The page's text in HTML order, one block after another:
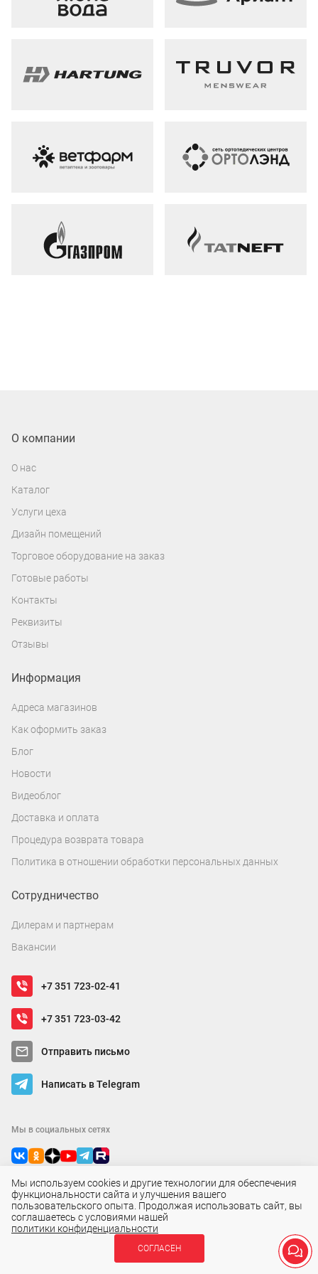
О компании
О нас
Каталог
Услуги цеха
Дизайн помещений
Торговое оборудование на заказ
Готовые работы
Контакты
Реквизиты
Отзывы
Информация
Адреса магазинов
Как оформить заказ
Блог
Новости
Видеоблог
Доставка и оплата
Процедура возврата товара
Политика в отношении обработки персональных данных
Сотрудничество
Дилерам и партнерам
Вакансии
+7 351 723-02-41
+7 351 723-03-42
Отправить письмо
Написать в Telegram
Мы в социальных сетях
Мы используем cookies и другие технологии для обеспечения
функциональности сайта и улучшения вашего
пользовательского опыта. Продолжая использовать сайт, вы
соглашаетесь с условиями нашей
политики конфиденциальности
СОГЛАСЕН